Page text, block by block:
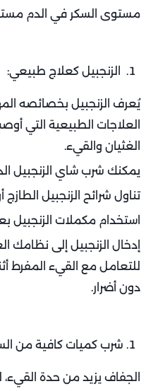
مستوى السكر في الدم
الزنجبيل كعلاج طبيعي:
يُعرف الزنجبيل بخصائصه
العلاجات الطبيعية التي
الغثيان والقيء.
يمكنك شرب شاي الزنجبيل
تناول شرائح الزنجبيل
استخدام مكملات الزنجبيل
إدخال الزنجبيل إلى نظامك
للتعامل مع القيء المفرط
دون أضرار.
شرب كميات كافية من
الجفاف يزيد من حدة